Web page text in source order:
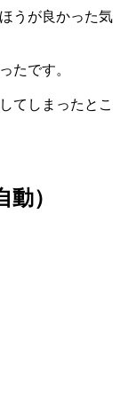
うが良かった気
たです。
てしまったとこ
）